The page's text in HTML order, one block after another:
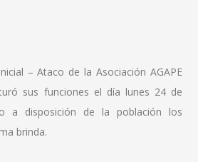
– Ataco de la Asociación AGAPE
sus funciones el día lunes 24 de
a disposición de la población los
brinda.